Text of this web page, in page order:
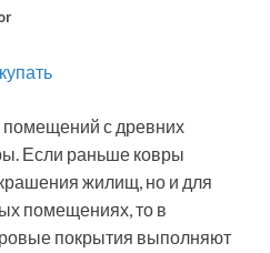
с древних
Если раньше ковры
жилищ, но и для
помещениях, то в
покрытия выполняют